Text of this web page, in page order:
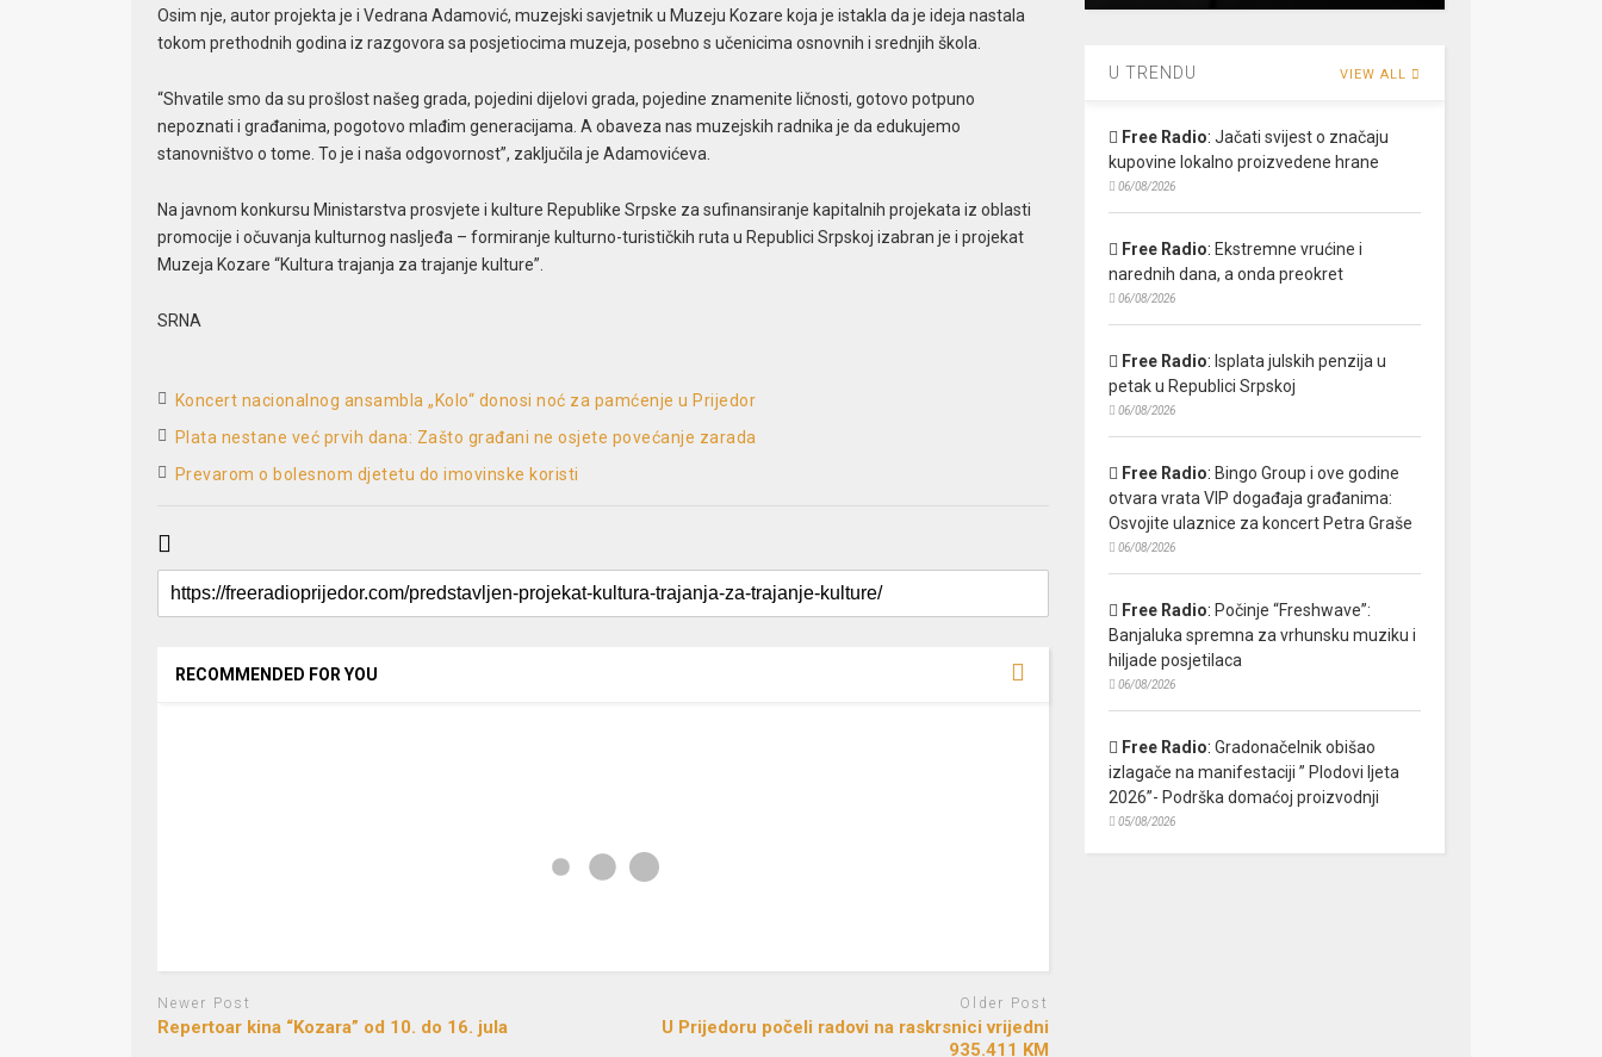
Osim nje, autor projekta je i Vedrana Adamović, muzejski savjetnik u Muzeju Kozare koja je istakla da je ideja nastala
tokom prethodnih godina iz razgovora sa posjetiocima muzeja, posebno s učenicima osnovnih i srednjih škola.
“Shvatile smo da su prošlost našeg grada, pojedini dijelovi grada, pojedine znamenite ličnosti, gotovo potpuno
nepoznati i građanima, pogotovo mlađim generacijama. A obaveza nas muzejskih radnika je da edukujemo
stanovništvo o tome. To je i naša odgovornost”, zaključila je Adamovićeva.
Na javnom konkursu Ministarstva prosvjete i kulture Republike Srpske za sufinansiranje kapitalnih projekata iz oblasti
promocije i očuvanja kulturnog nasljeđa – formiranje kulturno-turističkih ruta u Republici Srpskoj izabran je i projekat
Muzeja Kozare “Kultura trajanja za trajanje kulture”.
SRNA
Koncert nacionalnog ansambla „Kolo“ donosi noć za pamćenje u Prijedor
Plata nestane već prvih dana: Zašto građani ne osjete povećanje zarada
Prevarom o bolesnom djetetu do imovinske koristi
RECOMMENDED FOR YOU
Newer Post
Repertoar kina “Kozara” od 10. do 16. jula
Older Post
U Prijedoru počeli radovi na raskrsnici vrijedni
935.411 KM
U TRENDU VIEW ALL
Free Radio: Jačati svijest o značaju
kupovine lokalno proizvedene hrane
06/08/2026
Free Radio: Ekstremne vrućine i
narednih dana, a onda preokret
06/08/2026
Free Radio: Isplata julskih penzija u
petak u Republici Srpskoj
06/08/2026
Free Radio: Bingo Group i ove godine
otvara vrata VIP događaja građanima:
Osvojite ulaznice za koncert Petra Graše
06/08/2026
Free Radio: Počinje “Freshwave”:
Banjaluka spremna za vrhunsku muziku i
hiljade posjetilaca
06/08/2026
Free Radio: Gradonačelnik obišao
izlagače na manifestaciji ” Plodovi ljeta
2026”- Podrška domaćoj proizvodnji
05/08/2026